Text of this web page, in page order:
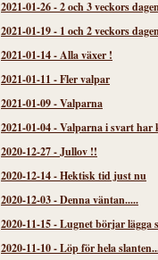
2021-01-26-2 och 3 veckors
2021-01-19- 1 och 2 veckors
2021-01-14-Alla växer !
2021-01-11 -Fler valpar
2021-01-09-Valparna
2021-01-04-Valparna i svart har
2020-12-27-Jullov !!
2020-12-14-Hektisk tid just nu
2020-12-03-Denna väntan.....
2020-11-15-Lugnet börjar lägga
2020-11-10-Löp för hela